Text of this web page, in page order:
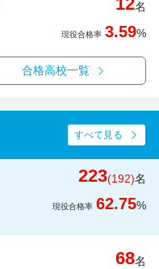
名
現役合格率 3.59%
合格高校一覧
すべて見る
223(192)名
現役合格率 62.75%
68名